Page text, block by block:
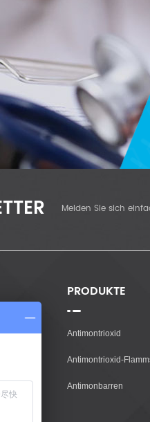
Melden Sie sich
PRODUKTE
Antimontrioxid
Antimontrioxid-
Antimonbarren